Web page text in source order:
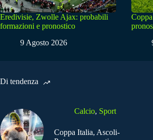
Eredivisie, Zwolle Ajax: probabili
formazioni e pronostico
9 Agosto 2026
Di tendenza
Calcio, Sport
Coppa Italia, Ascoli-